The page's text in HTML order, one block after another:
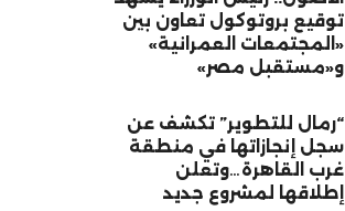
توقيع بروتوكول تعاون بين
«المجتمعات العمرانية»
و«مستقبل مصر»
“رمال للتطوير” تكشف عن
سجل إنجازاتها في منطقة
غرب القاهرة…وتعلن
إطلاقها لمشروع جديد